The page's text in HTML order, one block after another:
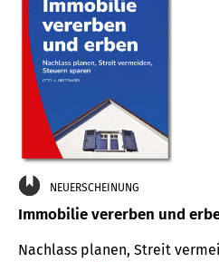
NEUERSCHEINUNG
Immobilie vererben und
Nachlass planen, Streit